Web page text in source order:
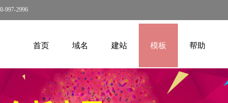
997-2996
首页 域名 建站 模板 帮助